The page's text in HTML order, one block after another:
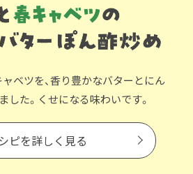
ベツを、香り豊かなバターとにん
した。くせになる味わいです。
ピを詳しく見る